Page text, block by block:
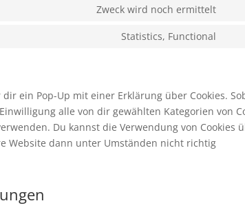
Zweck wird noch ermittelt
Statistics, Functional
ein Pop-Up mit einer Erklärung über Cookies.
alle von dir gewählten Kategorien von
Du kannst die Verwendung von Cookies
Website dann unter Umständen nicht richtig